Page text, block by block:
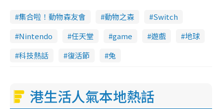
集合啦！動物森友會 動物之森
Switch
Nintendo
任天堂 game 遊戲
地球
科技熱話
復活節 兔
港生活人氣本地熱話